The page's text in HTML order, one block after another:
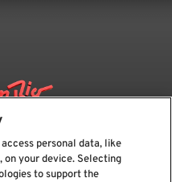
personal data, like
on your device. Selecting
to support the